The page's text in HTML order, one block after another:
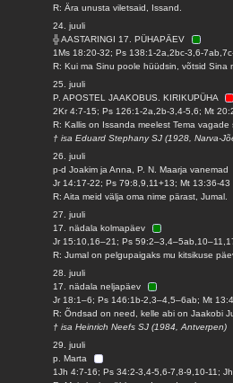
R: Ära unusta viletsaid, Issand.
24. juuli
╬ AASTARINGI 17. PÜHAPÄEV
1Ms 18:20-32; Ps 138:1-2a,2bc-3,6-
R: Kui ma Sinu poole hüüdsin, võtsid Sina
25. juuli
P. APOSTEL JAAKOBUS. KIRIKUPÜHA
2Kr 4:7-15; Ps 126:1-2a,2b-3,4-5,6; Mt
R: Kallis on Issanda meelest Tema vagade
† isa Eduard Stephany SJ (1928, Narva-
26. juuli
p-d Joakim ja Anna, P. N. Maarja vanemad
Jr 14:17-22; Ps 79:8,9,11+13; Mt 13:36-43
R: Aita meid välja oma nime pärast, Jumal.
27. juuli
17. nädala kolmapäev
Jr 15:10,16–21; Ps
R: Jumal on pelgupaigaks mu kitsikuse
28. juuli
17. nädala neljapäev
Jr 18:1–6; Ps 146:1b-2,3–4,5–6ab; Mt
R: Õndsad on need, kelle abi on Jaakobi
† isa Heinrich Neefs SJ (1984, Antverpen)
29. juuli
p. Marta
1Jh 4:7-16; Ps 34:2-3,4-5,6-7,8-9,10-11;